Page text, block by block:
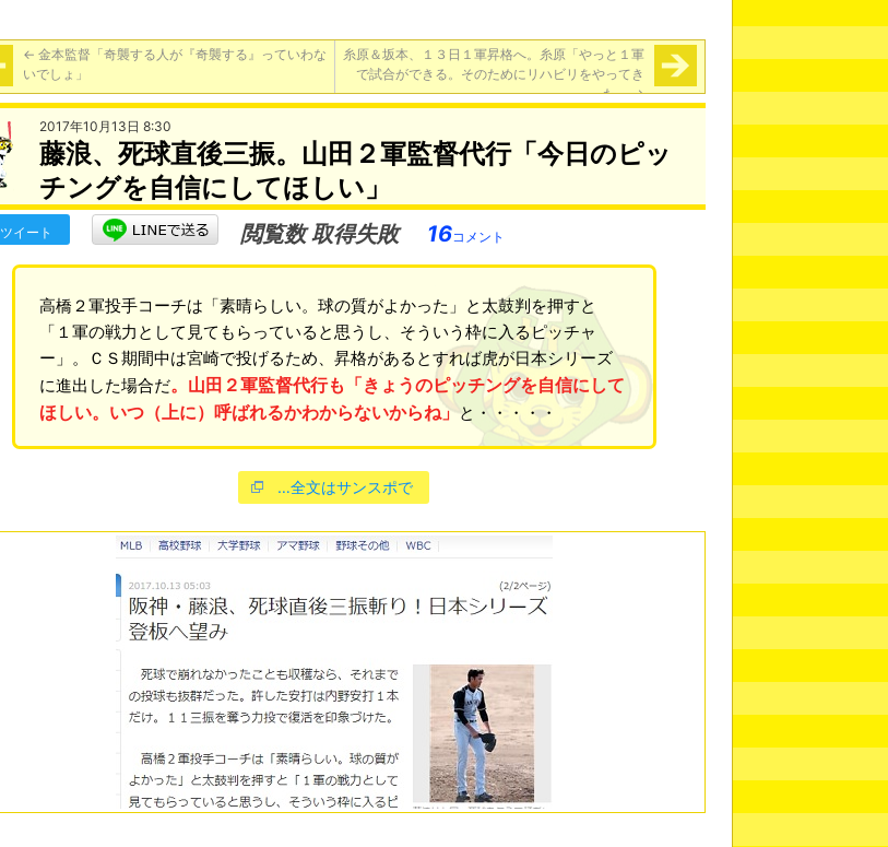
← 金本監督「奇襲する人が『奇襲する』っていわな
いでしょ」
糸原＆坂本、１３日１軍昇格へ。糸原「やっと１軍
で試合ができる。そのためにリハビリをやってき
た」→
2017年10月13日 8:30
藤浪、死球直後三振。山田２軍監督代行「今日のピッ
チングを自信にしてほしい」
ツイート 閲覧数 取得失敗 16コメント
高橋２軍投手コーチは「素晴らしい。球の質がよかった」と太鼓判を押すと
「１軍の戦力として見てもらっていると思うし、そういう枠に入るピッチャ
ー」。ＣＳ期間中は宮崎で投げるため、昇格があるとすれば虎が日本シリーズ
に進出した場合だ。山田２軍監督代行も「きょうのピッチングを自信にして
ほしい。いつ（上に）呼ばれるかわからないからね」と・・・・・
…全文はサンスポで